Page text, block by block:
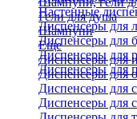
Гели для душа
Шампуни
Настенные
Диспенсеры для
Диспенсеры для
Диспенсеры для
Диспенсеры для
Еще
Диспенсеры для
Диспенсеры для
Диспенсеры для
Диспенсеры для